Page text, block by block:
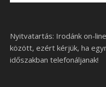
Nyitvatartás: Irodánk on-
között, ezért kérjük, ha
időszakban telefonáljanak!